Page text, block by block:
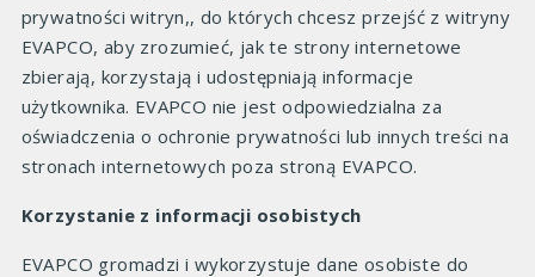
prywatności witryn,, do których chcesz przejść z witryny
EVAPCO, aby zrozumieć, jak te strony internetowe
zbierają, korzystają i udostępniają informacje
użytkownika. EVAPCO nie jest odpowiedzialna za
oświadczenia o ochronie prywatności lub innych treści na
stronach internetowych poza stroną EVAPCO.
Korzystanie z informacji osobistych
EVAPCO gromadzi i wykorzystuje dane osobiste do